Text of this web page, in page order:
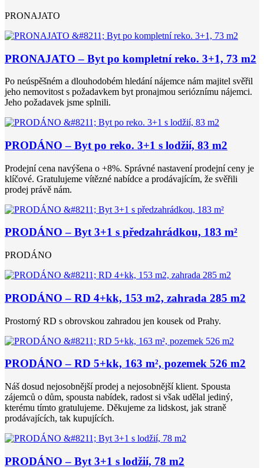
PRONAJATO
PRONAJATO – Byt po kompletní reko. 3+1, 73 m2
Po neúspěšném a dlouhodobém hledání nájemce nám majitel svěřil
jeho nemovitost s požadavkem byt pronajmou serióznímu nájemci.
Jeho požadavek jsme splnili.
PRODÁNO – Byt po reko. 3+1 s lodžií, 83 m2
Prodejní cena navýšena o +8%. Správné nastavení prodejní ceny je
klíčové. Gratulujeme vítězné nabídce a prodávajícím, že svěřili
prodej právě nám.
PRODÁNO – Byt 3+1 s předzahrádkou, 183 m²
PRODÁNO
PRODÁNO – RD 4+kk, 153 m2, zahrada 285 m2
Prostorný RD s obrovskou zahradou jen kousek od Prahy.
PRODÁNO – RD 5+kk, 163 m², pozemek 526 m2
Náš dosud nejosobnější prodej a nejosobnější klient. Spousta
zájemců o dům, spousta nabídek, radost si však udělal jediný,
kterému tímto gratulujeme. Děkujeme za lidskost, jak straně
prodávajících, tak kupujících.
PRODÁNO – Byt 3+1 s lodžií, 78 m2